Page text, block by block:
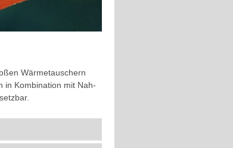
Wärmetauschern
in Kombination mit Nah-